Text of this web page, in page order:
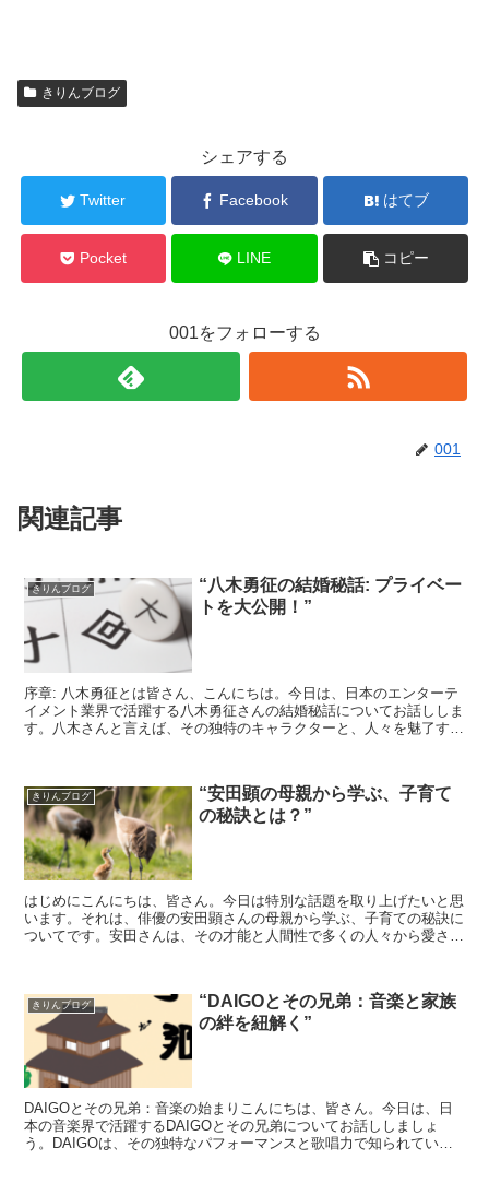
きりんブログ
シェアする
Twitter Facebook はてブ
Pocket LINE コピー
001をフォローする
001
関連記事
きりんブログ
“八木勇征の結婚秘話: プライベー
トを大公開！”
序章: 八木勇征とは皆さん、こんにちは。今日は、日本のエンターテ
イメント業界で活躍する八木勇征さんの結婚秘話についてお話ししま
す。八木さんと言えば、その独特のキャラクターと、人々を魅了する
きりんブログ
“安田顕の母親から学ぶ、子育て
の秘訣とは？”
はじめにこんにちは、皆さん。今日は特別な話題を取り上げたいと思
います。それは、俳優の安田顕さんの母親から学ぶ、子育ての秘訣に
ついてです。安田さんは、その才能と人間性で多くの人々から愛され
きりんブログ
“DAIGOとその兄弟：音楽と家族
の絆を紐解く”
DAIGOとその兄弟：音楽の始まりこんにちは、皆さん。今日は、日
本の音楽界で活躍するDAIGOとその兄弟についてお話ししましょ
う。DAIGOは、その独特なパフォーマンスと歌唱力で知られていま